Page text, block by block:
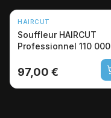
HAIRCUT
Souffleur HAIRCUT
Professionnel 110 000
97,00 €